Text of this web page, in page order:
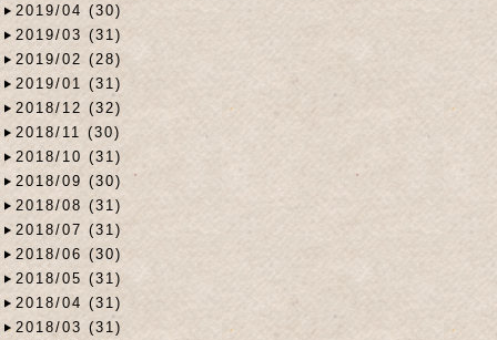
2019/04 (30)
2019/03 (31)
2019/02 (28)
2019/01 (31)
2018/12 (32)
2018/11 (30)
2018/10 (31)
2018/09 (30)
2018/08 (31)
2018/07 (31)
2018/06 (30)
2018/05 (31)
2018/04 (31)
2018/03 (31)